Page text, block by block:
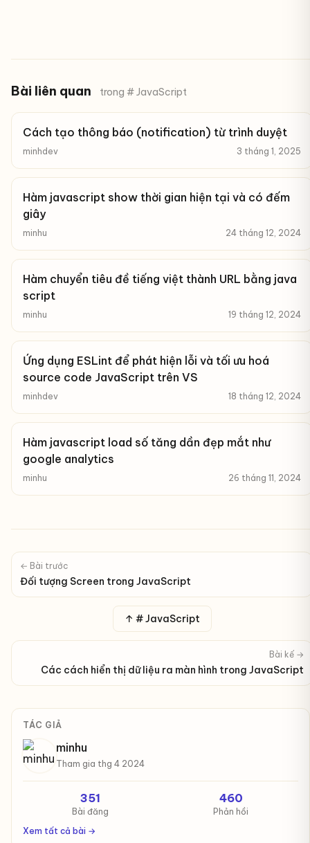
Bài liên quan trong # JavaScript
Cách tạo thông báo (notification) từ trình duyệt
minhdev 3 tháng 1, 2025
Hàm javascript show thời gian hiện tại và có đếm
giây
minhu 24 tháng 12, 2024
Hàm chuyển tiêu đề tiếng việt thành URL bằng java
script
minhu 19 tháng 12, 2024
Ứng dụng ESLint để phát hiện lỗi và tối ưu hoá
source code JavaScript trên VS
minhdev 18 tháng 12, 2024
Hàm javascript load số tăng dần đẹp mắt như
google analytics
minhu 26 tháng 11, 2024
← Bài trước
Đối tượng Screen trong JavaScript
↑ # JavaScript
Bài kế →
Các cách hiển thị dữ liệu ra màn hình trong JavaScript
TÁC GIẢ
minhu
Tham gia thg 4 2024
351
Bài đăng
460
Phản hồi
Xem tất cả bài →